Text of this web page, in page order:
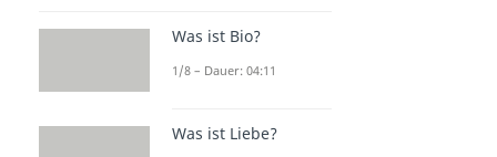
Was ist Bio?
1/8 – Dauer: 04:11
Was ist Liebe?